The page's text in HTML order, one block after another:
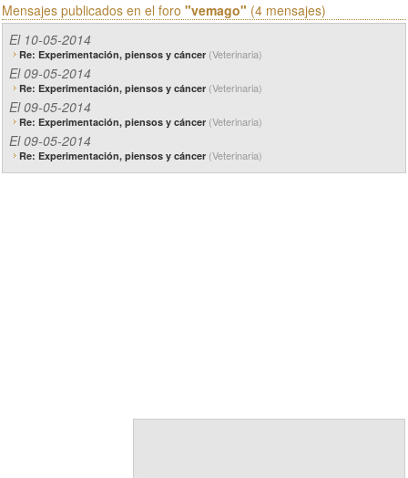
Mensajes publicados en el foro "vemago" (4 mensajes)
El 10-05-2014
Re: Experimentación, piensos y cáncer (Veterinaria)
El 09-05-2014
Re: Experimentación, piensos y cáncer (Veterinaria)
El 09-05-2014
Re: Experimentación, piensos y cáncer (Veterinaria)
El 09-05-2014
Re: Experimentación, piensos y cáncer (Veterinaria)